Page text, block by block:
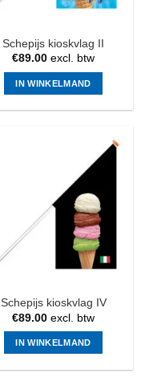
op
productpagina
Schepijs kioskvlag II
€89.00 excl. btw
IN WINKELMAND
Schepijs kioskvlag IV
€89.00 excl. btw
IN WINKELMAND